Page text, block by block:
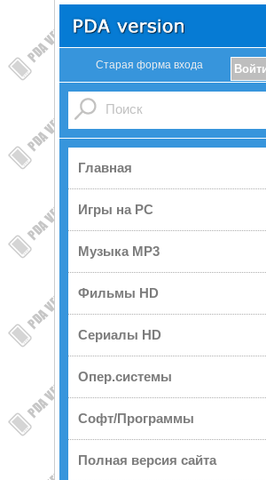
Старая форма входа
Главная
Игры на PC
Музыка MP3
Фильмы HD
Сериалы HD
Опер.системы
Софт/Программы
Полная версия сайта